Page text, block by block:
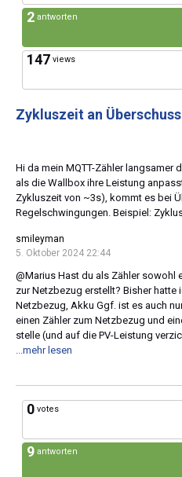
2 antworten
147 views
Zykluszeit an
Hi da mein MQTT-Zähler
als die Wallbox ihre Leistung
Zykluszeit von ~3s), kommt es bei
Regelschwingungen. Beispiel: Zyklus
smileyman
5. Oktober 2024 22:44
@Marius Hast du als Zähler sowohl
zur Netzbezug erstellt? Bisher hatte
Netzbezug, Akku Ggf. ist es auch
einen Zähler zum Netzbezug und
stelle (und auf die PV-Leistung
...mehr lesen
0 votes
9 antworten